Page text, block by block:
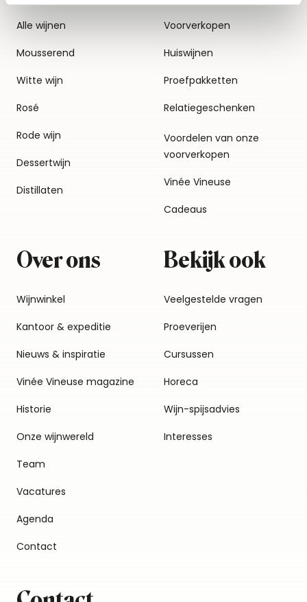
Alle wijnen
Mousserend
Witte wijn
Rosé
Rode wijn
Dessertwijn
Distillaten
Voorverkopen
Huiswijnen
Proefpakketten
Relatiegeschenken
Voordelen van onze
voorverkopen
Vinée Vineuse
Cadeaus
Over ons
Wijnwinkel
Kantoor & expeditie
Nieuws & inspiratie
Vinée Vineuse magazine
Historie
Onze wijnwereld
Team
Vacatures
Agenda
Contact
Bekijk ook
Veelgestelde vragen
Proeverijen
Cursussen
Horeca
Wijn-spijsadvies
Interesses